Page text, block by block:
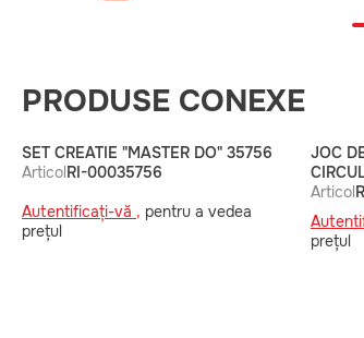
PRODUSE CONEXE
SET CREATIE "MASTER DO" 35756
Articol RI-00035756
Autentificați-vă , pentru a vedea
prețul
JOC
Articol
prețul